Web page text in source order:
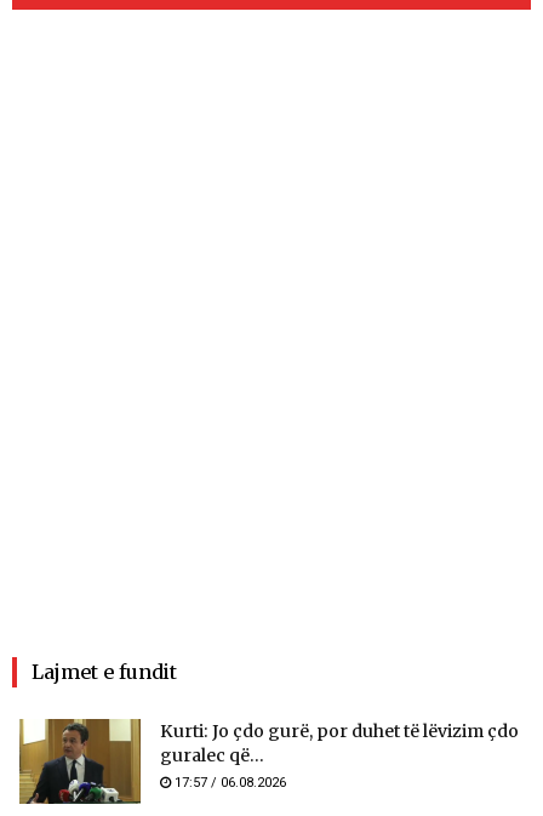
Lajmet e fundit
Kurti: Jo çdo gurë, por duhet të lëvizim çdo
guralec që...
17:57 / 06.08.2026